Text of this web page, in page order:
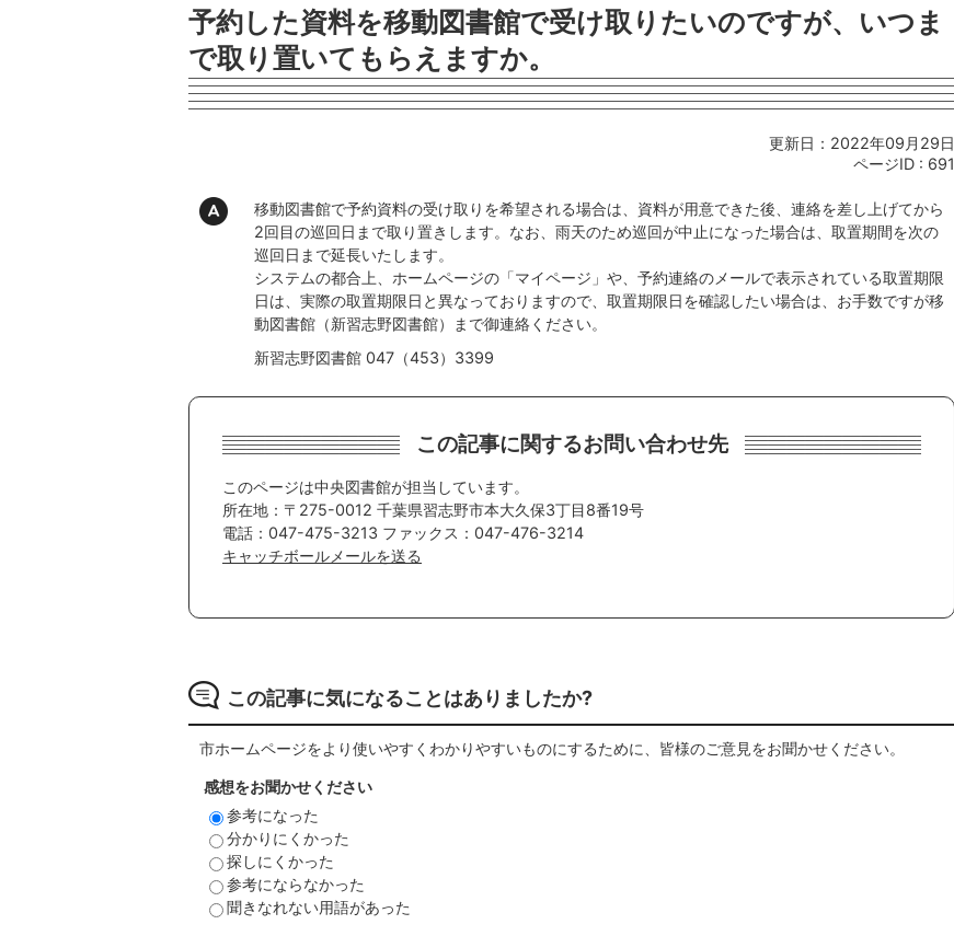
予約した資料を移動図書館で受け取りたいのですが、いつま
で取り置いてもらえますか。
更新日：2022年09月29日
ページID : 691
移動図書館で予約資料の受け取りを希望される場合は、資料が用意できた後、連絡を差し上げてから
2回目の巡回日まで取り置きします。なお、雨天のため巡回が中止になった場合は、取置期間を次の
巡回日まで延長いたします。
システムの都合上、ホームページの「マイページ」や、予約連絡のメールで表示されている取置期限
日は、実際の取置期限日と異なっておりますので、取置期限日を確認したい場合は、お手数ですが移
動図書館（新習志野図書館）まで御連絡ください。
新習志野図書館 047（453）3399
この記事に関するお問い合わせ先
このページは中央図書館が担当しています。
所在地：〒275-0012 千葉県習志野市本大久保3丁目8番19号
電話：047-475-3213 ファックス：047-476-3214
キャッチボールメールを送る
この記事に気になることはありましたか?
市ホームページをより使いやすくわかりやすいものにするために、皆様のご意見をお聞かせください。
感想をお聞かせください
参考になった
分かりにくかった
探しにくかった
参考にならなかった
聞きなれない用語があった